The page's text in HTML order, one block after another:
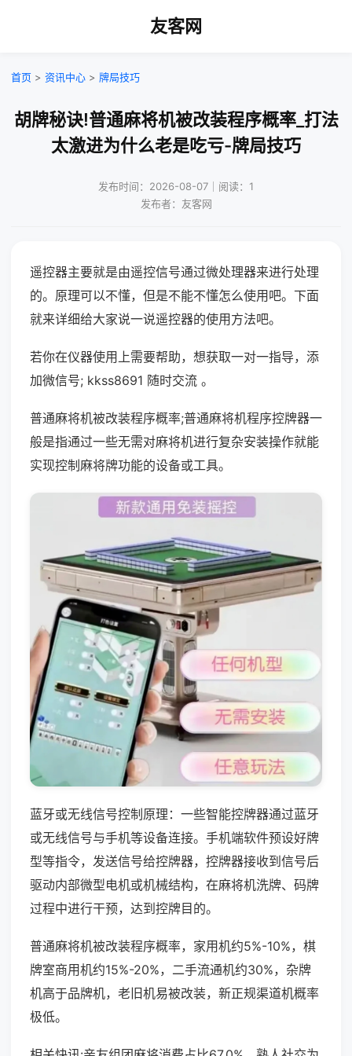
友客网
首页 > 资讯中心 > 牌局技巧
胡牌秘诀!普通麻将机被改装程序概率_打法
太激进为什么老是吃亏-牌局技巧
发布时间：2026-08-07｜阅读：1
发布者：友客网
遥控器主要就是由遥控信号通过微处理器来进行处理
的。原理可以不懂，但是不能不懂怎么使用吧。下面
就来详细给大家说一说遥控器的使用方法吧。
若你在仪器使用上需要帮助，想获取一对一指导，添
加微信号; kkss8691 随时交流 。
普通麻将机被改装程序概率;普通麻将机程序控牌器一
般是指通过一些无需对麻将机进行复杂安装操作就能
实现控制麻将牌功能的设备或工具。
蓝牙或无线信号控制原理：一些智能控牌器通过蓝牙
或无线信号与手机等设备连接。手机端软件预设好牌
型等指令，发送信号给控牌器，控牌器接收到信号后
驱动内部微型电机或机械结构，在麻将机洗牌、码牌
过程中进行干预，达到控牌目的。
普通麻将机被改装程序概率，家用机约5%-10%，棋
牌室商用机约15%-20%，二手流通机约30%，杂牌
机高于品牌机，老旧机易被改装，新正规渠道机概率
极低。